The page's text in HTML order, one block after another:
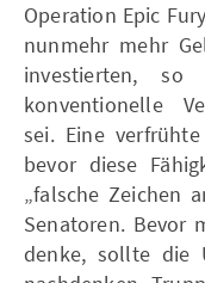
Operation Epic
nunmehr mehr
investierten,
konventionelle
sei. Eine
bevor diese
„falsche Zeichen
Senatoren. Bevor
denke, sollte die